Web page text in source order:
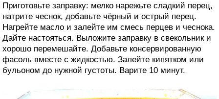
Приготовьте заправку: мелко нарежьте сладкий перец,
натрите чеснок, добавьте чёрный и острый перец.
Нагрейте масло и залейте им смесь перцев и чеснока.
Дайте настояться. Выложите заправку в свекольник и
хорошо перемешайте. Добавьте консервированную
фасоль вместе с жидкостью. Залейте кипятком или
бульоном до нужной густоты. Варите 10 минут.